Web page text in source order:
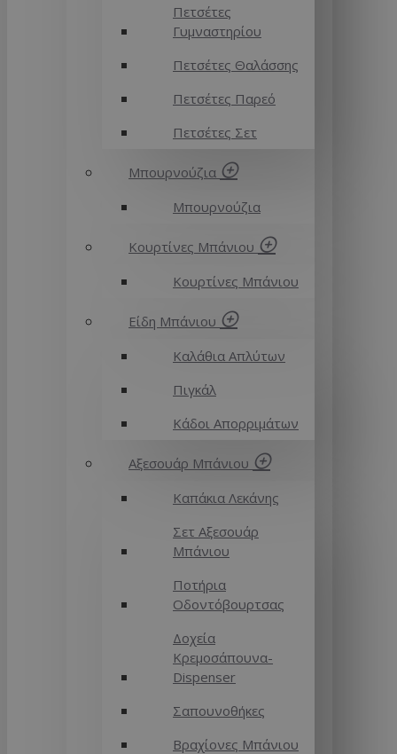
Πετσέτες
Γυμναστηρίου
Πετσέτες Θαλάσσης
Πετσέτες Παρεό
Πετσέτες Σετ
Μπουρνούζια
Μπουρνούζια
Κουρτίνες Μπάνιου
Κουρτίνες Μπάνιου
Είδη Μπάνιου
Καλάθια Απλύτων
Πιγκάλ
Κάδοι Απορριμάτων
Αξεσουάρ Μπάνιου
Καπάκια Λεκάνης
Σετ Αξεσουάρ
Μπάνιου
Ποτήρια
Οδοντόβουρτσας
Δοχεία
Κρεμοσάπουνα-
Dispenser
Σαπουνοθήκες
Βραχίονες Μπάνιου